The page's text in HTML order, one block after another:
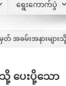
ရွေးကောက်ပွဲ
အခမ်းအနားမျာ
ပေးပို့သော